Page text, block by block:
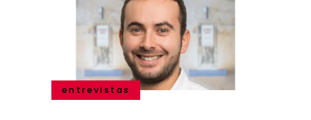
entrevistas